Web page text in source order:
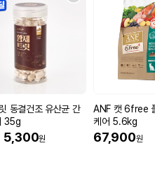
네일 내 상품은 본품의 사진입니다.)
프리미엄 샘플 테스트 팩 A
명 참조
동결건조 유산균 간
35g
5,300원
ANF 캣 6free
케어 5.6kg
67,900원